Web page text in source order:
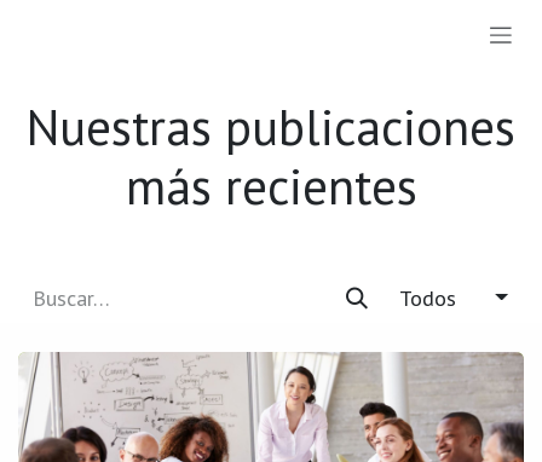
Nuestras publicaciones
más recientes
Todos